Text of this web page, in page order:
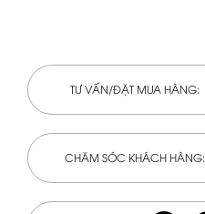
TƯ VẤN/ĐẶT MUA HÀNG:
CHĂM SÓC KHÁCH HÀNG: